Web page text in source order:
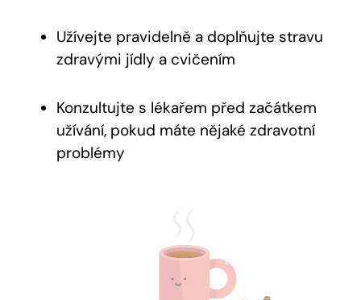
Užívejte pravidelně a doplňujte stravu
zdravými jídly a cvičením
Konzultujte s lékařem před začátkem
užívání, pokud máte nějaké zdravotní
problémy